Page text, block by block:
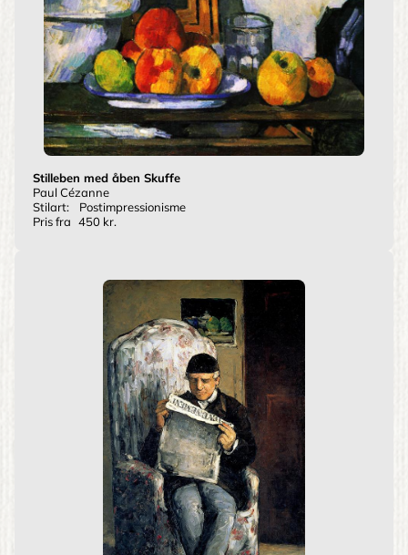
Stilleben med åben Skuffe
Paul Cézanne
Stilart:
Postimpressionisme
Pris fra 450 kr.